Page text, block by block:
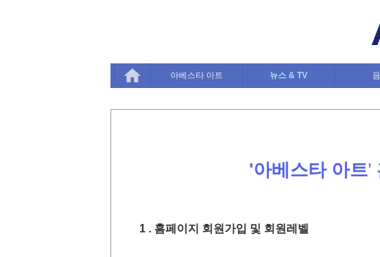
아베스타 아트 뉴스 & TV
'아베스타 아트'
1 . 홈페이지 회원가입 및 회원레벨